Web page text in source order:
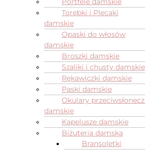
Portfele damskie
Torebki i Plecaki
damskie
Opaski do włosów
damskie
Broszki damskie
Szaliki i chusty damskie
Rękawiczki damskie
Paski damskie
Okulary
damskie
Kapelusze damskie
Biżuteria damska
Bransoletki